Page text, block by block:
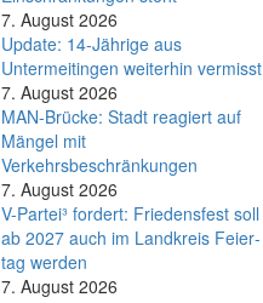
7. August 2026
Update: 14-Jährige aus
Untermeitingen weiterhin vermisst
7. August 2026
MAN-Brücke: Stadt reagiert auf
Mängel mit
Verkehrsbeschränkungen
7. August 2026
V-Partei­³ fordert: Friedens­fest soll
ab 2027 auch im Land­kreis Feier­
tag werden
7. August 2026